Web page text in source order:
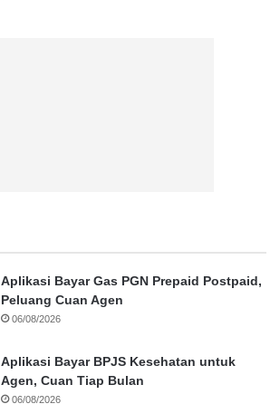
Aplikasi Bayar Gas PGN Prepaid Postpaid,
Peluang Cuan Agen
06/08/2026
Aplikasi Bayar BPJS Kesehatan untuk
Agen, Cuan Tiap Bulan
06/08/2026